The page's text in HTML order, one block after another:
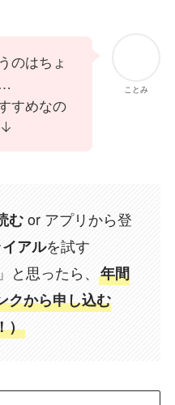
ことみ
のはちょ
すめなの
むor アプリから登
アルを試す
と思ったら、年間
クから申し込む
）